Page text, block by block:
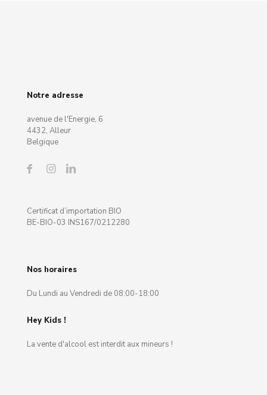
Notre adresse
avenue de l'Energie, 6
4432, Alleur
Belgique
Certificat d’importation BIO
BE-BIO-03 INS167/0212280
Nos horaires
Du Lundi au Vendredi de 08:00-18:00
Hey Kids !
La vente d'alcool est interdit aux mineurs !